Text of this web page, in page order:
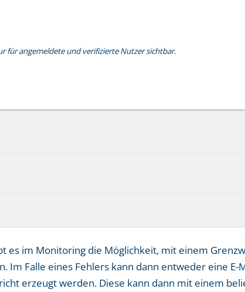
für angemeldete und verifizierte Nutzer sichtbar.
es im Monitoring die Möglichkeit, mit einem
Im Falle eines Fehlers kann dann entweder eine
erzeugt werden. Diese kann dann mit einem